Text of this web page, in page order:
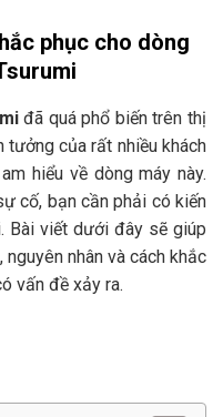
phục cho dòng
đã quá phổ biến trên thị
của rất nhiều khách
hiểu về dòng máy này.
cố, bạn cần phải có kiến
Bài viết dưới đây sẽ giúp
nhân và cách khắc
vấn đề xảy ra.